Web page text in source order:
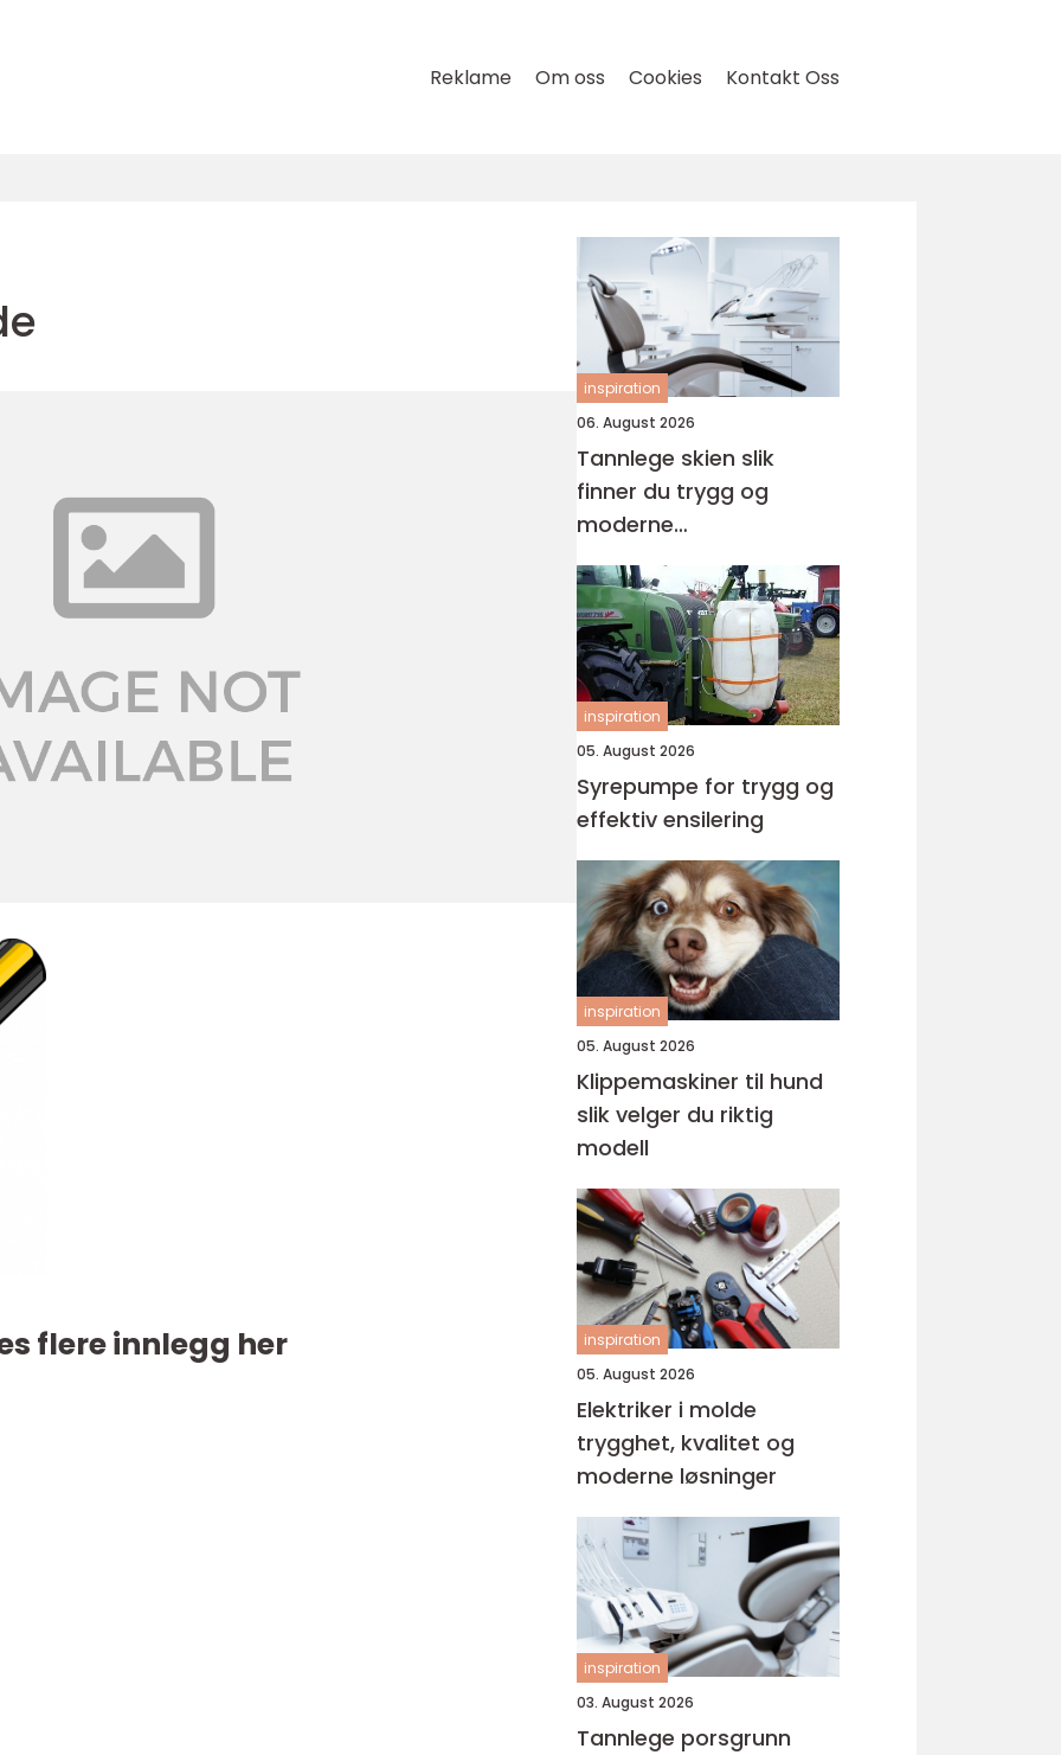
Reklame Om oss Cookies Kontakt Oss
flere innlegg her
inspiration
06. August 2026
Tannlege skien slik
finner du trygg og
moderne
tannbehandling
inspiration
05. August 2026
Syrepumpe for trygg og
effektiv ensilering
inspiration
05. August 2026
Klippemaskiner til hund
slik velger du riktig
modell
inspiration
05. August 2026
Elektriker i molde
trygghet, kvalitet og
moderne løsninger
inspiration
03. August 2026
Tannlege porsgrunn